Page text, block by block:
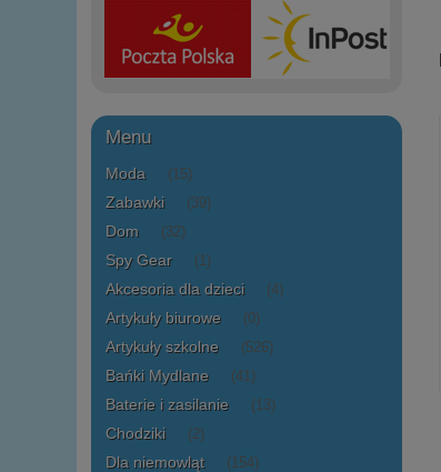
Menu
Moda (15)
Zabawki (39)
Dom (32)
Spy Gear (1)
Akcesoria dla dzieci (4)
Artykuły biurowe (0)
Artykuły szkolne (526)
Bańki Mydlane (41)
Baterie i zasilanie (13)
Chodziki (2)
Dla niemowląt (154)